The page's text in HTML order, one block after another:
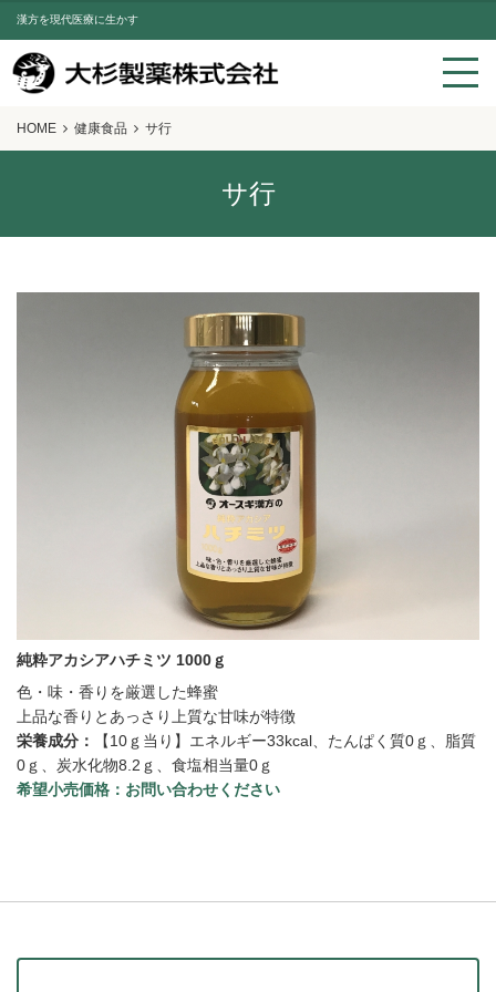
漢方を現代医療に生かす
HOME 健康食品 サ行
サ行
純粋アカシアハチミツ 1000ｇ
色・味・香りを厳選した蜂蜜
上品な香りとあっさり上質な甘味が特徴
栄養成分：
【10ｇ当り】エネルギー33kcal、たんぱく質0ｇ、脂質
0ｇ、炭水化物8.2ｇ、食塩相当量0ｇ
希望小売価格： お問い合わせください